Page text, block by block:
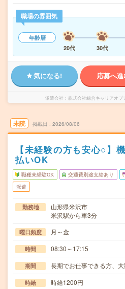
職場の雰囲気
年齢層
20代
30代
気になる! 応募へ
派遣会社 株式会社綜合キャリアオ
未読 掲載日 2026/08/06
【未経験の方も安心○】
払いOK
職種未経験OK 交通費別途支給あり
派遣
勤務地
山形県米沢市
米沢駅から車3分
曜日頻度 月～金
時間 08:30～17:15
期間 長期でお仕事できる方、大
時給 時給1200円